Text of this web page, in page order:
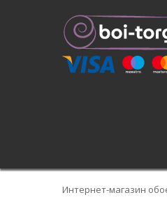
Интернет-магазин